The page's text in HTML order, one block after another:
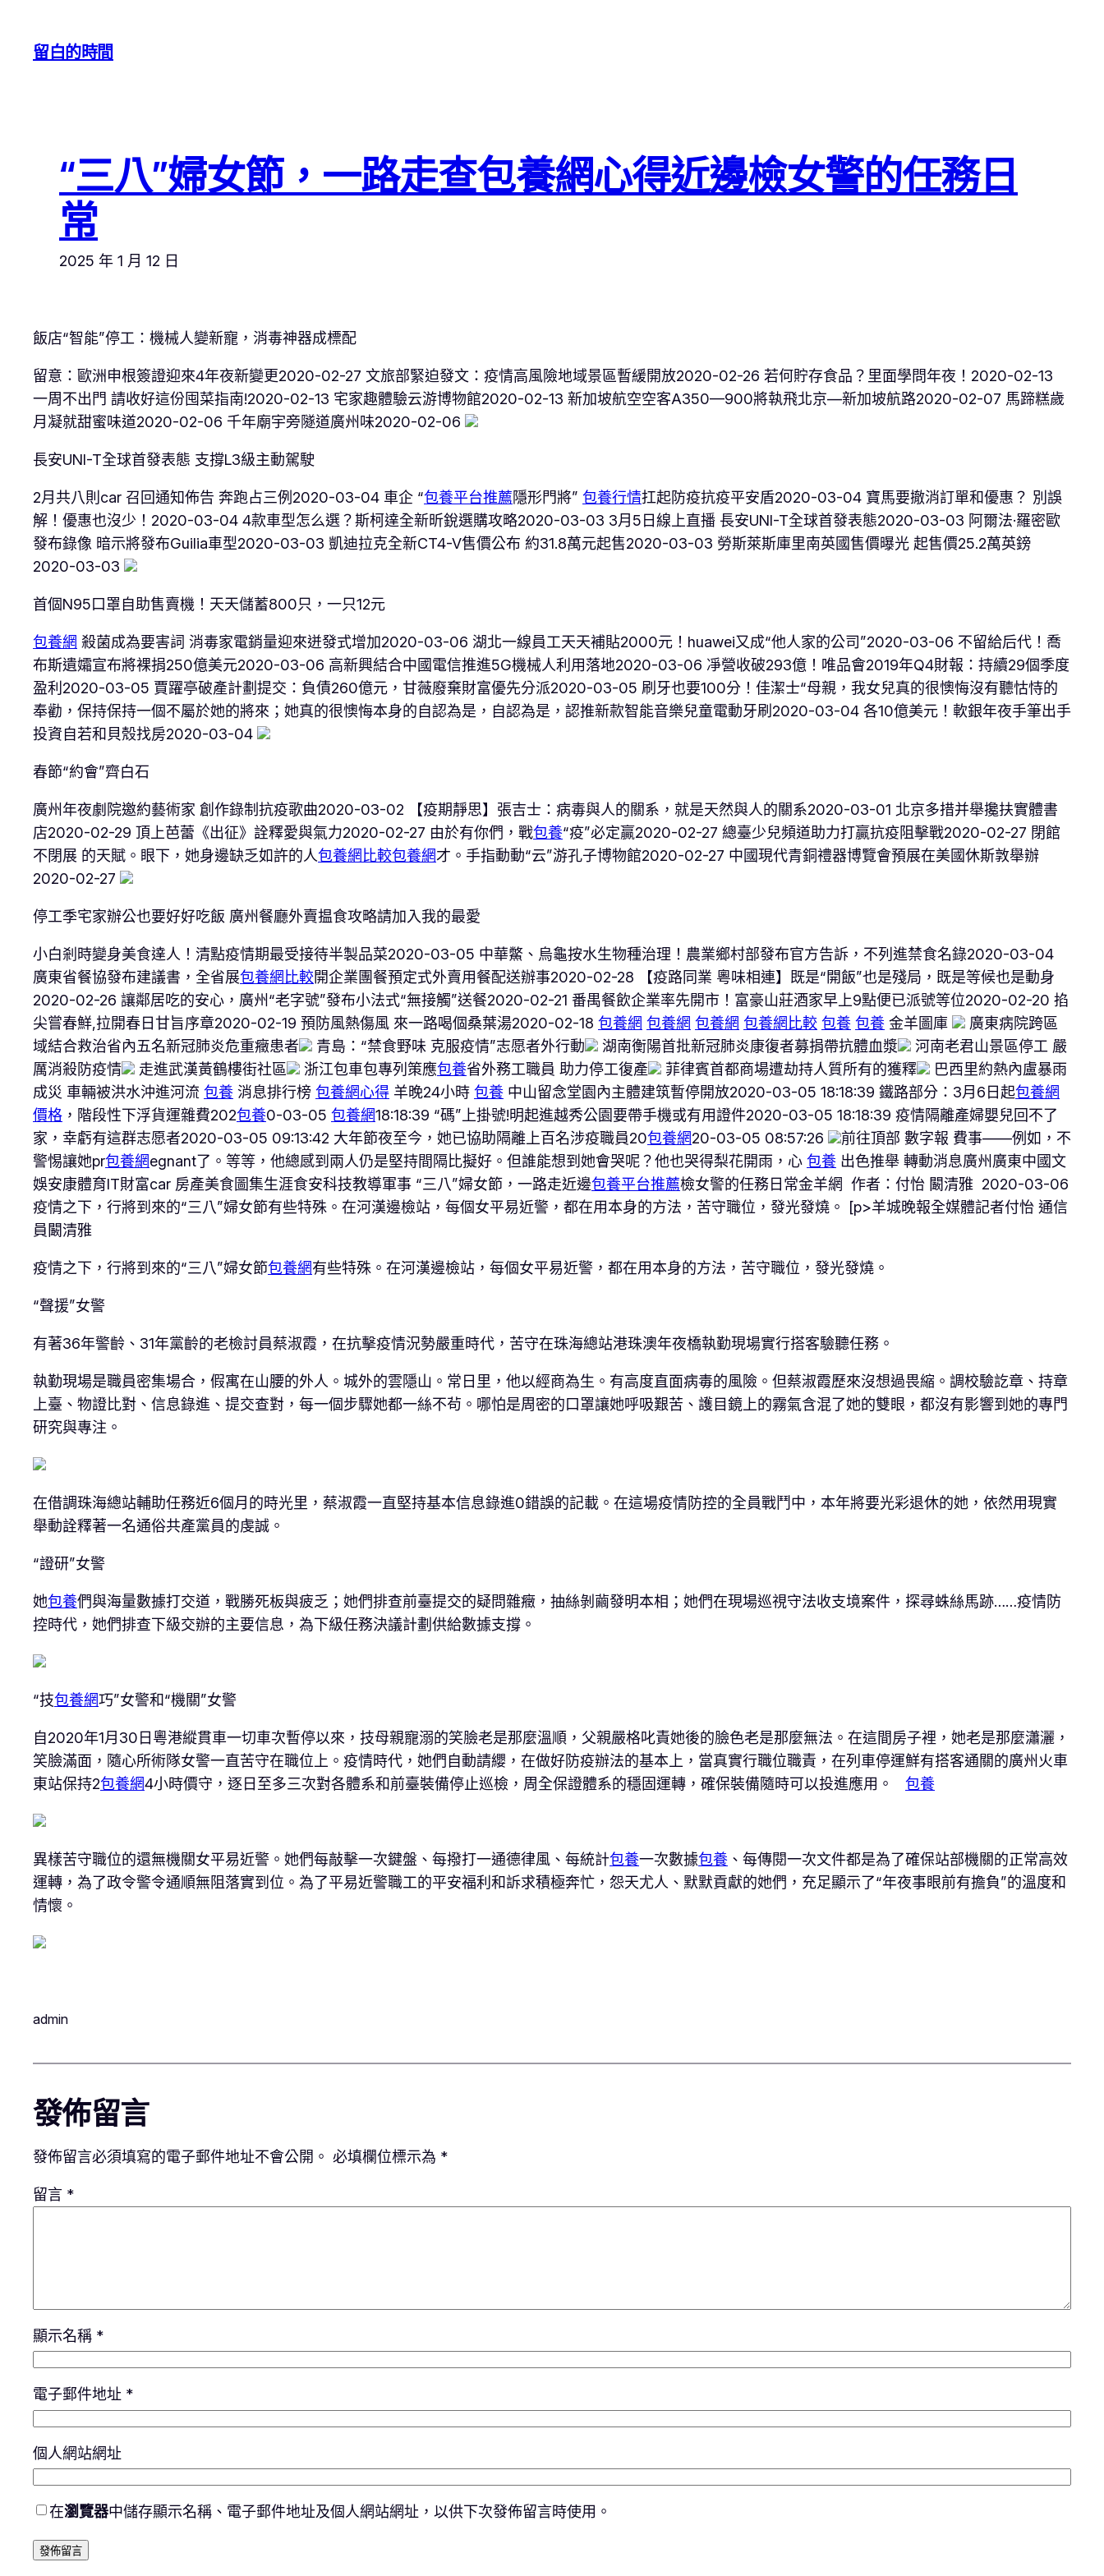
留白的時間
“三八”婦女節，一路走查包養網心得近邊檢女警的任務日
常
2025 年 1 月 12 日
飯店“智能”停工：機械人變新寵，消毒神器成標配
留意：歐洲申根簽證迎來4年夜新變更2020-02-27 文旅部緊迫發文：疫情高風險地域景區暫緩開放2020-02-26 若何貯存食品？里面學問年夜！2020-02-13
一周不出門 請收好這份囤菜指南!2020-02-13 宅家趣體驗云游博物館2020-02-13 新加坡航空空客A350—900將執飛北京—新加坡航路2020-02-07 馬蹄糕歲
月凝就甜蜜味道2020-02-06 千年廟宇旁隧道廣州味2020-02-06
​長安UNI-T全球首發表態 支撐L3級主動駕駛
2月共八則car 召回通知佈告 奔跑占三例2020-03-04 車企 “包養平台推薦隱形門將” 包養行情扛起防疫抗疫平安盾2020-03-04 寶馬要撤消訂單和優惠？ 別誤
解！優惠也沒少！2020-03-04 4款車型怎么選？斯柯達全新昕銳選購攻略2020-03-03 ​3月5日線上直播 長安UNI-T全球首發表態2020-03-03 阿爾法·羅密歐
發布錄像 暗示將發布Guilia車型2020-03-03 凱迪拉克全新CT4-V售價公布 約31.8萬元起售2020-03-03 勞斯萊斯庫里南英國售價曝光 起售價25.2萬英鎊
2020-03-03
首個N95口罩自助售賣機！天天儲蓄800只，一只12元
包養網 殺菌成為要害詞 消毒家電銷量迎來迸發式增加2020-03-06 湖北一線員工天天補貼2000元！huawei又成“他人家的公司”2020-03-06 不留給后代！喬
布斯遺孀宣布將裸捐250億美元2020-03-06 高新興結合中國電信推進5G機械人利用落地2020-03-06 凈營收破293億！唯品會2019年Q4財報：持續29個季度
盈利2020-03-05 賈躍亭破產計劃提交：負債260億元，甘薇廢棄財富優先分派2020-03-05 刷牙也要100分！佳潔士“母親，我女兒真的很懊悔沒有聽怙恃的
奉勸，保持保持一個不屬於她的將來；她真的很懊悔本身的自認為是，自認為是，認推新款智能音樂兒童電動牙刷2020-03-04 各10億美元！軟銀年夜手筆出手
投資自若和貝殼找房2020-03-04
春節“約會”齊白石
廣州年夜劇院邀約藝術家 創作錄制抗疫歌曲2020-03-02 【疫期靜思】張吉士：病毒與人的關系，就是天然與人的關系2020-03-01 北京多措并舉攙扶實體書
店2020-02-29 頂上芭蕾《出征》詮釋愛與氣力2020-02-27 由於有你們，戰包養“疫”必定贏2020-02-27 總臺少兒頻道助力打贏抗疫阻擊戰2020-02-27 閉館
不閉展 的天賦。眼下，她身邊缺乏如許的人包養網比較包養網才。手指動動“云”游孔子博物館2020-02-27 中國現代青銅禮器博覽會預展在美國休斯敦舉辦
2020-02-27
停工季宅家辦公也要好好吃飯 廣州餐廳外賣揾食攻略請加入我的最愛
小白剎時變身美食達人！清點疫情期最受接待半製品菜2020-03-05 中華鱉、烏龜按水生物種治理！農業鄉村部發布官方告訴，不列進禁食名錄2020-03-04
廣東省餐協發布建議書，全省展包養網比較開企業團餐預定式外賣用餐配送辦事2020-02-28 【疫路同業 粵味相連】既是“開飯”也是殘局，既是等候也是動身
2020-02-26 讓鄰居吃的安心，廣州“老字號”發布小法式“無接觸”送餐2020-02-21 番禺餐飲企業率先開市！富豪山莊酒家早上9點便已派號等位2020-02-20 掐
尖嘗春鮮,拉開春日甘旨序章2020-02-19 預防風熱傷風 來一路喝個桑葉湯2020-02-18 包養網 包養網 包養網 包養網比較 包養 包養 金羊圖庫
廣東病院跨區
域結合救治省內五名新冠肺炎危重癥患者
青島：“禁食野味 克服疫情”志愿者外行動 湖南衡陽首批新冠肺炎康復者募捐帶抗體血漿
河南老君山景區停工 嚴
厲消殺防疫情
走進武漢黃鶴樓街社區 浙江包車包專列策應包養省外務工職員 助力停工復產 菲律賓首都商場遭劫持人質所有的獲釋
巴西里約熱內盧暴雨
成災 車輛被洪水沖進河流 包養 消息排行榜 包養網心得 羊晚24小時 包養 中山留念堂園內主體建筑暫停開放2020-03-05 18:18:39 鐵路部分：3月6日起包養網
價格 ，階段性下浮貨運雜費202包養0-03-05 包養網18:18:39 “碼”上掛號!明起進越秀公園要帶手機或有用證件2020-03-05 18:18:39 疫情隔離產婦嬰兒回不了
家，幸虧有這群志愿者2020-03-05 09:13:42 大年節夜至今，她已協助隔離上百名涉疫職員20包養網20-03-05 08:57:26
前往頂部 數字報 費事——例如，不
警惕讓她pr包養網egnant了。等等，他總感到兩人仍是堅持間隔比擬好。但誰能想到她會哭呢？他也哭得梨花開雨，心 包養 出色推舉 轉動消息廣州廣東中國文
娛安康體育IT財富car 房產美食圖集生涯食安科技教導軍事 “三八”婦女節，一路走近邊包養平台推薦檢女警的任務日常金羊網 作者：付怡 闞清雅 2020-03-06
​疫情之下，行將到來的“三八”婦女節有些特殊。在河漢邊檢站，每個女平易近警，都在用本身的方法，苦守職位，發光發燒。 [p>羊城晚報全媒體記者付怡 通信
員闞清雅
疫情之下，行將到來的“三八”婦女節包養網有些特殊。在河漢邊檢站，每個女平易近警，都在用本身的方法，苦守職位，發光發燒。
“聲援”女警
有著36年警齡、31年黨齡的老檢討員蔡淑霞，在抗擊疫情況勢嚴重時代，苦守在珠海總站港珠澳年夜橋執勤現場實行搭客驗聽任務。
執勤現場是職員密集場合，假寓在山腰的外人。城外的雲隱山。常日里，他以經商為生。有高度直面病毒的風險。但蔡淑霞歷來沒想過畏縮。調校驗訖章、持章
上臺、物證比對、信息錄進、提交查對，每一個步驟她都一絲不茍。哪怕是周密的口罩讓她呼吸艱苦、護目鏡上的霧氣含混了她的雙眼，都沒有影響到她的專門
研究與專注。
在借調珠海總站輔助任務近6個月的時光里，蔡淑霞一直堅持基本信息錄進0錯誤的記載。在這場疫情防控的全員戰鬥中，本年將要光彩退休的她，依然用現實
舉動詮釋著一名通俗共產黨員的虔誠。
“證研”女警
她包養們與海量數據打交道，戰勝死板與疲乏；她們排查前臺提交的疑問雜癥，抽絲剝繭發明本相；她們在現場巡視守法收支境案件，探尋蛛絲馬跡……疫情防
控時代，她們排查下級交辦的主要信息，為下級任務決議計劃供給數據支撐。
“技包養網巧”女警和“機關”女警
自2020年1月30日粵港縱貫車一切車次暫停以來，技母親寵溺的笑臉老是那麼溫順，父親嚴格叱責她後的臉色老是那麼無法。在這間房子裡，她老是那麼瀟灑，
笑臉滿面，隨心所術隊女警一直苦守在職位上。疫情時代，她們自動請纓，在做好防疫辦法的基本上，當真實行職位職責，在列車停運鮮有搭客通關的廣州火車
東站保持2包養網4小時價守，逐日至多三次對各體系和前臺裝備停止巡檢，周全保證體系的穩固運轉，確保裝備隨時可以投進應用。 包養
異樣苦守職位的還無機關女平易近警。她們每敲擊一次鍵盤、每撥打一通德律風、每統計包養一次數據包養 、每傳閱一次文件都是為了確保站部機關的正常高效
運轉，為了政令警令通順無阻落實到位。為了平易近警職工的平安福利和訴求積極奔忙，怨天尤人、默默貢獻的她們，充足顯示了“年夜事眼前有擔負”的溫度和
情懷。
admin
發佈留言
發佈留言必須填寫的電子郵件地址不會公開。 必填欄位標示為 *
留言 *
顯示名稱 *
電子郵件地址 *
個人網站網址
在瀏覽器中儲存顯示名稱、電子郵件地址及個人網站網址，以供下次發佈留言時使用。